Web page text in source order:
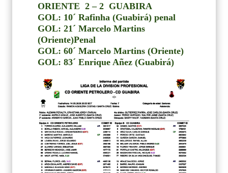
ORIENTE 2 – 2 GUABIRA
GOL: 10´ Rafinha (Guabirá) penal
GOL: 21´ Marcelo Martins
(Oriente)Penal
GOL: 60´ Marcelo Martins (Oriente)
GOL: 83´ Enrique Añez (Guabirá)